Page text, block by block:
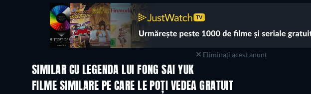
Eliminați acest anunț
SIMILAR CU LEGENDA LUI FONG SAI YUK
FILME SIMILARE PE CARE LE POȚI VEDEA GRATUIT